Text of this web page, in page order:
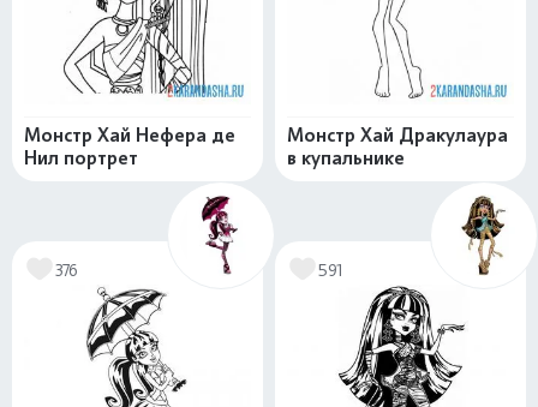
Монстр Хай Нефера де
Нил портрет
Монстр Хай Дракулаура
в купальнике
376 591